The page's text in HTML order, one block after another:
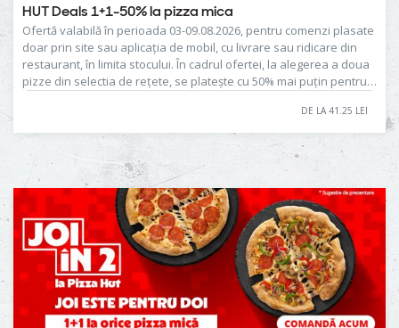
HUT Deals 1+1-50% la pizza mica
Ofertă valabilă în perioada 03-09.08.2026, pentru comenzi plasate
doar prin site sau aplicația de mobil, cu livrare sau ridicare din
restaurant, în limita stocului. În cadrul ofertei, la alegerea a doua
pizze din selectia de rețete, se platește cu 50% mai puțin pentru a
DE LA 41.25 LEI